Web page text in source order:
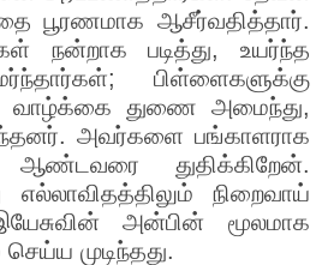
பூரணமாக ஆசீர்வதித்தார்.
நன்றாக படித்து, உயர்ந்த
பிள்ளைகளுக்கு
வாழ்க்கை துணை அமைந்து,
அவர்களை பங்காளராக
துதிக்கிறேன்.
நிறைவாய்
அன்பின் மூலமாக
முடிந்தது.